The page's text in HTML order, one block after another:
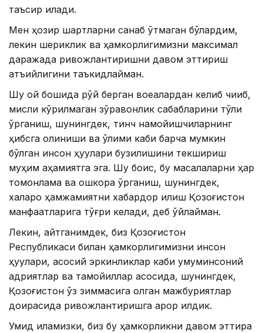
таъсир қилади.
Мен ҳозир шартларни санаб ўтмаган бўлардим,
лекин шериклик ва ҳамкорлигимизни максимал
даражада ривожлантиришни давом эттириш
қатъийлигини таъкидлайман.
Шу ой бошида рўй берган воқеалардан келиб чиқиб,
мисли кўрилмаган зўравонлик сабабларини тўлиқ
ўрганиш, шунингдек, тинч намойишчиларнинг
ҳибсга олиниши ва ўлими каби барча мумкин
бўлган инсон ҳуқуқлари бузилишини текшириш
муҳим аҳамиятга эга. Шу боис, бу масалаларни ҳар
томонлама ва ошкора ўрганиш, шунингдек,
халқаро ҳамжамиятни хабардор қилиш Қозоғистон
манфаатларига тўғри келади, деб ўйлайман.
Лекин, айтганимдек, биз Қозоғистон
Республикаси билан ҳамкорлигимизни инсон
ҳуқуқлари, асосий эркинликлар каби умуминсоний
қадриятлар ва тамойиллар асосида, шунингдек,
Қозоғистон ўз зиммасига олган мажбуриятлар
доирасида ривожлантиришга қарор қилдик.
Умид қиламизки, биз бу ҳамкорликни давом эттира